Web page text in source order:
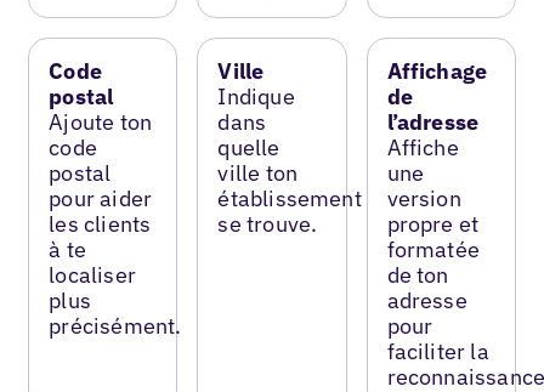
Code
postal
Ajoute ton
code
postal
pour aider
les clients
à te
localiser
plus
précisément.
Ville
Indique
dans
quelle
ville ton
établissement
se trouve.
Affichage
de
l’adresse
Affiche
une
version
propre et
formatée
de ton
adresse
pour
faciliter la